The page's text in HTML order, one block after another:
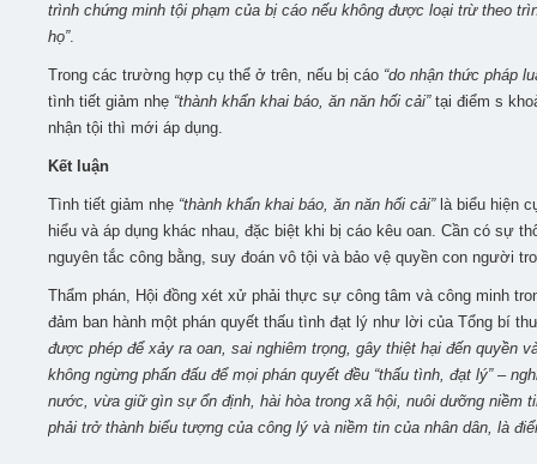
trình chứng minh tội phạm của bị cáo nếu không được loại trừ theo
họ”.
Trong các trường hợp cụ thể ở trên, nếu bị cáo “do nhận thức pháp
tình tiết giảm nhẹ “thành khẩn khai báo, ăn năn hối cải”tại điểm s
nhận tội thì mới áp dụng.
Kết luận
Tình tiết giảm nhẹ “thành khẩn khai báo, ăn năn hối cải”là biểu hiện
hiểu và áp dụng khác nhau, đặc biệt khi bị cáo kêu oan. Cần có sự
nguyên tắc công bằng, suy đoán vô tội và bảo vệ quyền con người
Thẩm phán, Hội đồng xét xử phải thực sự công tâm và công minh
đảm ban hành một phán quyết thấu tình đạt lý như lời của Tổng bí
được phép để xảy ra oan, sai nghiêm trọng, gây thiệt hại đến quyền
không ngừng phấn đấu để mọi phán quyết đều “thấu tình, đạt lý” –
nước, vừa giữ gìn sự ổn định, hài hòa trong xã hội, nuôi dưỡng niềm
phải trở thành biểu tượng của công lý và niềm tin của nhân dân, là